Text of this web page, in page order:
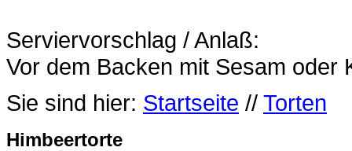
Serviervorschlag / Anlaß:
Vor dem Backen mit Sesam oder
Sie sind hier: Startseite // Torten
Himbeertorte